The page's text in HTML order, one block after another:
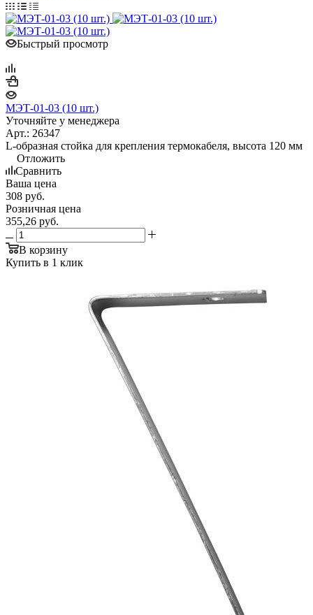
Быстрый просмотр
МЭТ-01-03 (10 шт.)
Уточняйте у менеджера
Арт.: 26347
L-образная стойка для крепления термокабеля, высота 120 мм
Отложить
Сравнить
Ваша цена
308 руб.
Розничная цена
355,26 руб.
В корзину
Купить в 1 клик